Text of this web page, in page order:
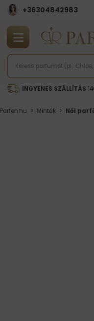
+36304842983
INGYENES SZÁLLÍTÁS
Parfen.hu > Minták > Női